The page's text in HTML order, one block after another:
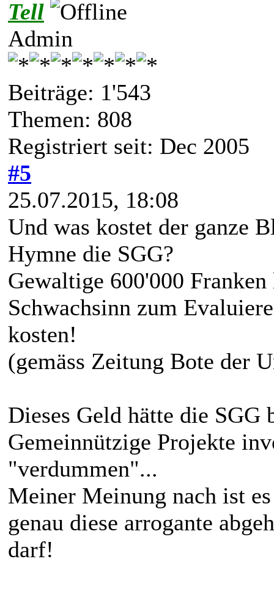
Tell
Admin
Beiträge: 1'543
Themen: 808
Registriert seit: Dec 2005
#5
25.07.2015, 18:08
Und was kostet der ganze
Hymne die SGG?
Gewaltige 600'000
Schwachsinn zum
kosten!
(gemäss Zeitung Bote der
Dieses Geld hätte die
Gemeinnützige Projekte
"verdummen"...
Meiner Meinung nach ist es
genau diese arrogante
darf!